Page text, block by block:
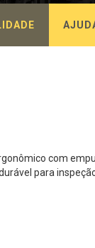
com
para